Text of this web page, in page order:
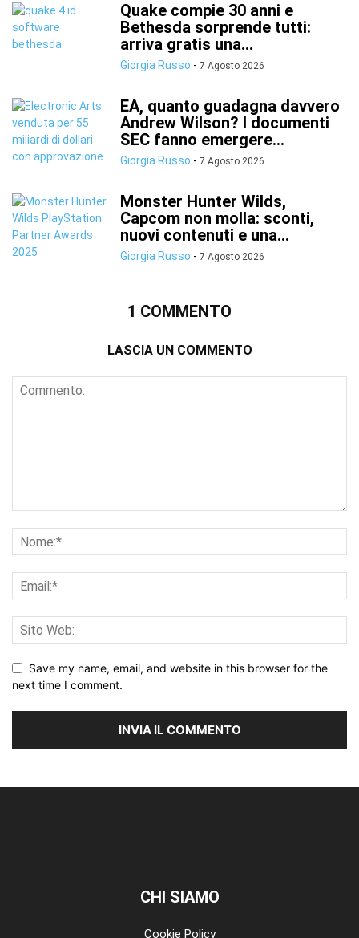
Quake compie 30 anni e
Bethesda sorprende tutti:
arriva gratis una...
Giorgia Russo - 7 Agosto 2026
EA, quanto guadagna davvero
Andrew Wilson? I documenti
SEC fanno emergere...
Giorgia Russo - 7 Agosto 2026
Monster Hunter Wilds,
Capcom non molla: sconti,
nuovi contenuti e una...
Giorgia Russo - 7 Agosto 2026
1 COMMENTO
LASCIA UN COMMENTO
Save my name, email, and website in this browser for the
next time I comment.
CHI SIAMO
Cookie Policy